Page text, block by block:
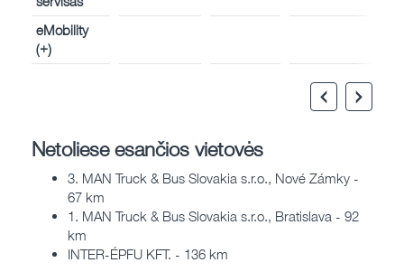
eMobility
(+)
Netoliese esančios vietovės
3. MAN Truck & Bus Slovakia s.r.o., Nové Zámky -
67 km
1. MAN Truck & Bus Slovakia s.r.o., Bratislava - 92
km
INTER-ÉPFU KFT. - 136 km